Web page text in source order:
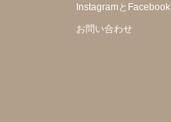
InstagramとFacebook
お問い合わせ